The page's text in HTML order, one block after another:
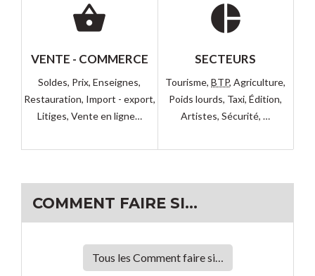
shopping_basket
VENTE - COMMERCE
Soldes, Prix,Enseignes,
Restauration, Import - export,
Litiges, Vente en ligne…
pie_chart
SECTEURS
Tourisme,BTP,Agriculture,
Poids lourds, Taxi,Édition,
Artistes,Sécurité, …
COMMENT FAIRE SI…
Tous les Comment faire si…